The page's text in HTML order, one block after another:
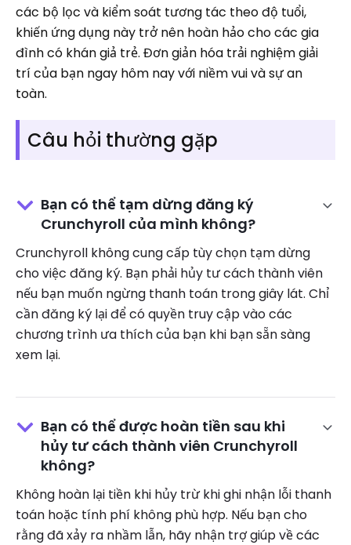
các bộ lọc và kiểm soát tương tác theo độ tuổi,
khiến ứng dụng này trở nên hoàn hảo cho các gia
đình có khán giả trẻ. Đơn giản hóa trải nghiệm giải
trí của bạn ngay hôm nay với niềm vui và sự an
toàn.
Câu hỏi thường gặp
Bạn có thể tạm dừng đăng ký
Crunchyroll của mình không?
Crunchyroll không cung cấp tùy chọn tạm dừng
cho việc đăng ký. Bạn phải hủy tư cách thành viên
nếu bạn muốn ngừng thanh toán trong giây lát. Chỉ
cần đăng ký lại để có quyền truy cập vào các
chương trình ưa thích của bạn khi bạn sẵn sàng
xem lại.
Bạn có thể được hoàn tiền sau khi
hủy tư cách thành viên Crunchyroll
không?
Không hoàn lại tiền khi hủy trừ khi ghi nhận lỗi thanh
toán hoặc tính phí không phù hợp. Nếu bạn cho
rằng đã xảy ra nhầm lẫn, hãy nhận trợ giúp về các